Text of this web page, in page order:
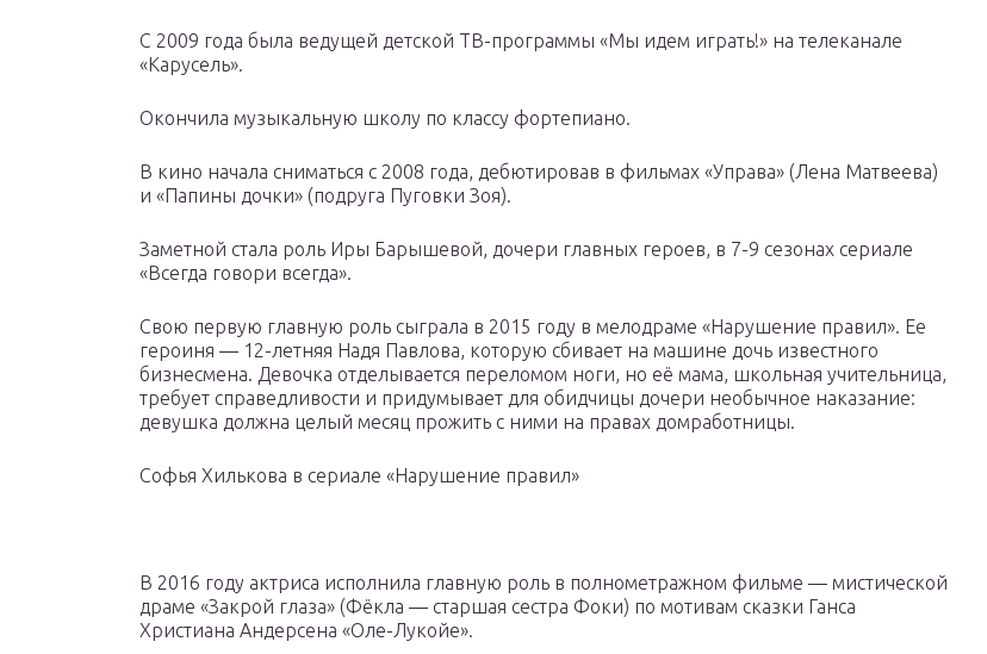
С 2009 года была ведущей детской ТВ-программы «Мы идем играть!» на телеканале
«Карусель».
Окончила музыкальную школу по классу фортепиано.
В кино начала сниматься с 2008 года, дебютировав в фильмах «Управа» (Лена Матвеева)
и «Папины дочки» (подруга Пуговки Зоя).
Заметной стала роль Иры Барышевой, дочери главных героев, в 7-9 сезонах сериале
«Всегда говори всегда».
Свою первую главную роль сыграла в 2015 году в мелодраме «Нарушение правил». Ее
героиня — 12-летняя Надя Павлова, которую сбивает на машине дочь известного
бизнесмена. Девочка отделывается переломом ноги, но её мама, школьная учительница,
требует справедливости и придумывает для обидчицы дочери необычное наказание:
девушка должна целый месяц прожить с ними на правах домработницы.
Софья Хилькова в сериале «Нарушение правил»
В 2016 году актриса исполнила главную роль в полнометражном фильме — мистической
драме «Закрой глаза» (Фёкла — старшая сестра Фоки) по мотивам сказки Ганса
Христиана Андерсена «Оле-Лукойе».